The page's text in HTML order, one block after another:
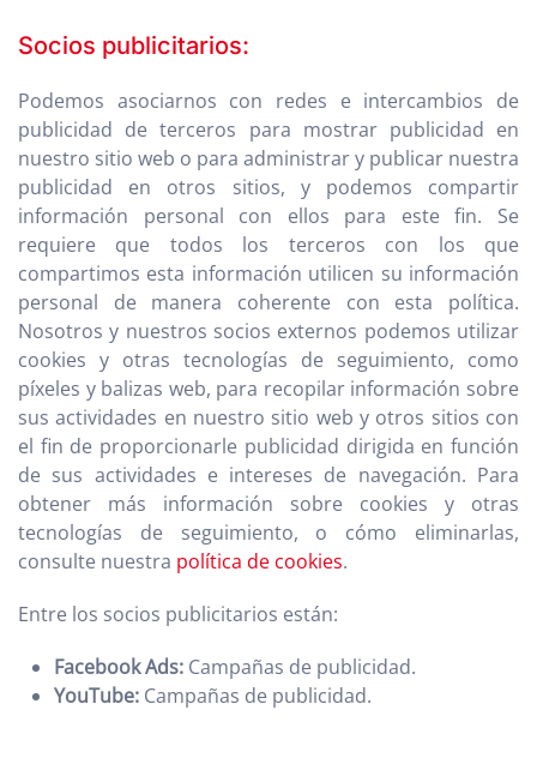
Socios publicitarios:
Podemos asociarnos con redes e intercambios de
publicidad de terceros para mostrar publicidad en
nuestro sitio web o para administrar y publicar nuestra
publicidad en otros sitios, y podemos compartir
información personal con ellos para este fin. Se
requiere que todos los terceros con los que
compartimos esta información utilicen su información
personal de manera coherente con esta política.
Nosotros y nuestros socios externos podemos utilizar
cookies y otras tecnologías de seguimiento, como
píxeles y balizas web, para recopilar información sobre
sus actividades en nuestro sitio web y otros sitios con
el fin de proporcionarle publicidad dirigida en función
de sus actividades e intereses de navegación. Para
obtener más información sobre cookies y otras
tecnologías de seguimiento, o cómo eliminarlas,
consulte nuestra política de cookies.
Entre los socios publicitarios están:
Facebook Ads: Campañas de publicidad.
YouTube: Campañas de publicidad.